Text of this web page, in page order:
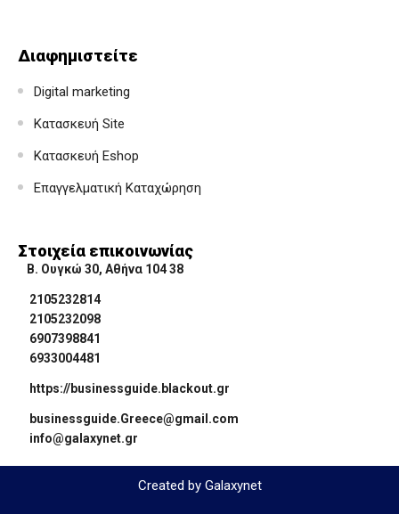
Διαφημιστείτε
Digital marketing
Κατασκευή Site
Κατασκευή Eshop
Επαγγελματική Καταχώρηση
Στοιχεία επικοινωνίας
Β. Ουγκώ 30, Αθήνα 104 38
2105232814
2105232098
6907398841
6933004481
https://businessguide.blackout.gr
businessguide.Greece@gmail.com
info@galaxynet.gr
Created by Galaxynet